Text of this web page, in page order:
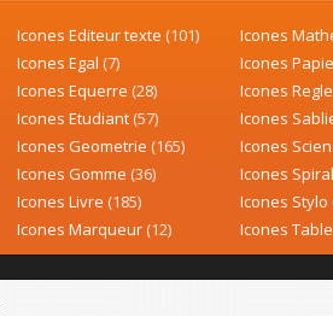
Icones Editeur texte (101)
Icones Egal (7)
Icones Equerre (28)
Icones Etudiant(57)
Icones Geometrie (165)
Icones Gomme (36)
Icones Livre (185)
Icones Marqueur (12)
Icones
Icones
Icones Regle
Icones
Icones
Icones Spiral
Icones Stylo
Icones